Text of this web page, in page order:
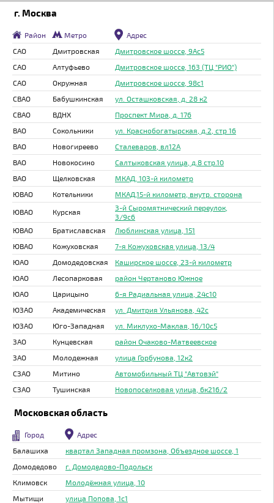
г. Москва
Район Метро
Адрес
САО
Дмитровская
Дмитровское шоссе, 9Ас5
САО
Алтуфьево
Дмитровское шоссе, 163 (ТЦ "РИО")
САО
Окружная
Дмитровское шоссе, 98с1
СВАО
Бабушкинская
ул. Осташковская, д. 28 к2
СВАО
ВДНХ
Проспект Мира, д. 176
ВАО
Сокольники
ул. Краснобогатырская, д.2, стр 16
ВАО
Новогиреево
Сталеваров, вл12А
ВАО
Новокосино
Салтыковская улица, д.8 стр.10
ВАО
Щелковская
МКАД, 103-й километр
ЮВАО
Котельники МКАД,15-й километр, внутр. сторона
ЮВАО Курская
3-й Сыромятнический переулок,
3/9с6
ЮВАО
Братиславская
Люблинская улица, 151
ЮВАО
Кожуховская
7-я Кожуховская улица, 13/4
ЮАО
Домодедовская
Каширское шоссе, 23-й километр
ЮАО
Лесопарковая
район Чертаново Южное
ЮАО
Царицыно
6-я Радиальная улица, 24с10
ЮЗАО
Академическая
ул. Дмитрия Ульянова, 42с
ЮЗАО
Юго-Западная
ул. Миклухо-Маклая, 16/10с5
ЗАО
Кунцевская
район Очаково-Матвеевское
ЗАО
Молодежная
улица Горбунова, 12к2
СЗАО
Митино
Автомобильный ТЦ "Автовэй"
СЗАО
Тушинская Новопоселковая улица, 6к216/2
Московская область
Город
Адрес
Балашиха
квартал Западная промзона, Объездное шоссе, 1
Домодедово
г. Домодедово-Подольск
Климовск
Молодёжная улица, 10
Мытищи
улица Попова, 1с1